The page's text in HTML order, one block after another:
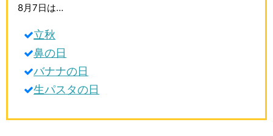
8月7日は…
立秋
鼻の日
バナナの日
生パスタの日
サイト情報